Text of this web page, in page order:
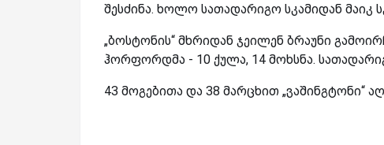
შესძინა. ხოლო სათადარიგო სკამიდან მაიკ
„ბოსტონის“ მხრიდან ჯეილენ ბრაუნი
ჰორფორდმა - 10 ქულა, 14 მოხსნა.
43 მოგებითა და 38 მარცხით „ვაშინგტონი“